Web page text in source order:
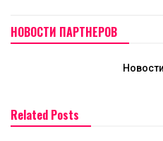
НОВОСТИ ПАРТНЕРОВ
Related Posts